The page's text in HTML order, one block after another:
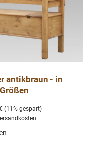
antikbraun - in
Preis:
(11% gespart)